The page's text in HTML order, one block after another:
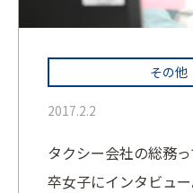
その他
2017.2.2
タクシー会社の総務
卒女子にインタビュー